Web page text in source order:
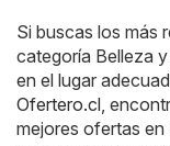
Si buscas los más
categoría Belleza
en el lugar
Ofertero.cl ,
mejores ofertas en